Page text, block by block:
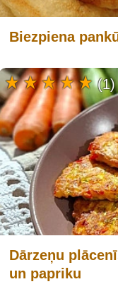
Biezpiena
Dārzeņu
un papriku
(1)